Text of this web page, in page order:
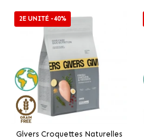
2E UNITÉ -40%
Givers Croquettes Naturelles